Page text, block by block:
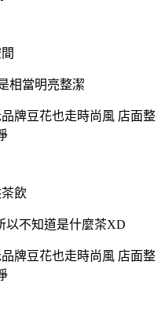
相當明亮整潔
飲
以不知道是什麼茶XD